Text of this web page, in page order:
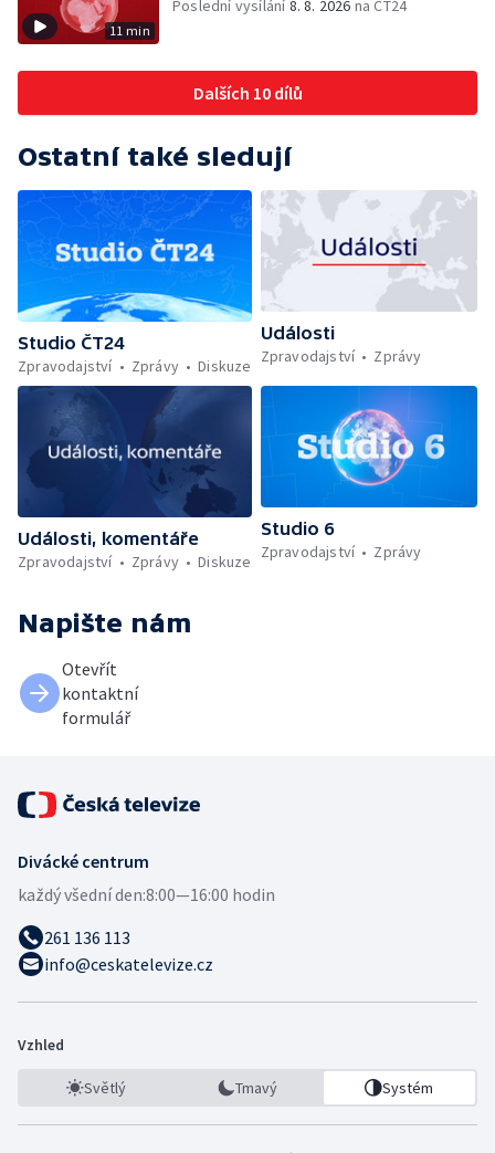
11 min
Poslední vysílání8. 8. 2026 na ČT24
Dalších 10 dílů
Ostatní také sledují
Studio ČT24
Zpravodajství
Zprávy Diskuze
Události
Zpravodajství
Zprávy
Události, komentáře
Zpravodajství
Zprávy Diskuze
Studio 6
Zpravodajství
Zprávy
Napište nám
Otevřít
kontaktní
formulář
Divácké centrum
každý všední den:8:00—16:00 hodin
261 136 113
info@ceskatelevize.cz
Vzhled
Světlý Tmavý Systém